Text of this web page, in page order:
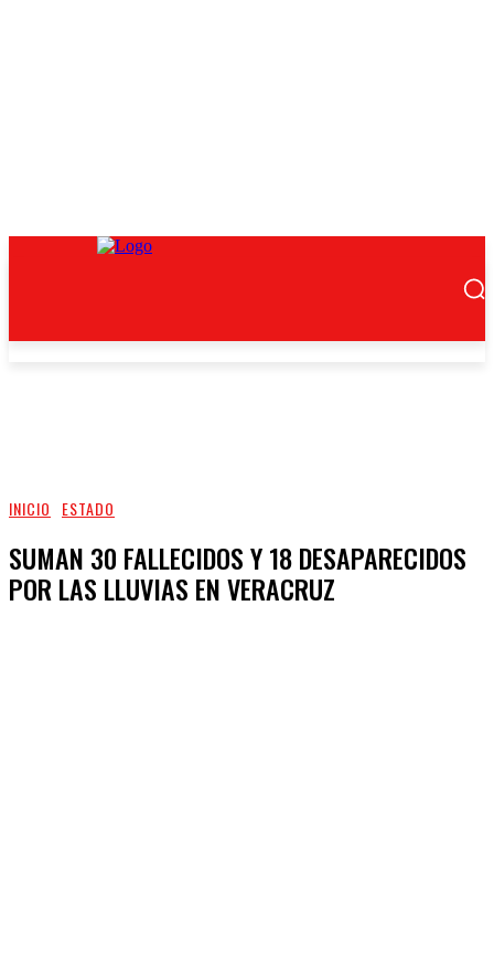
INICIO ESTADO
SUMAN 30 FALLECIDOS Y 18 DESAPARECIDOS
POR LAS LLUVIAS EN VERACRUZ